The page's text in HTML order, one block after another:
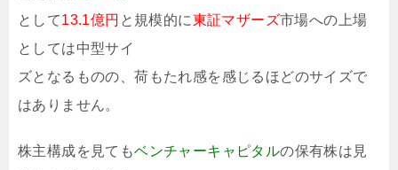
として13.1億円 と規模的に東証マザーズ市場への上場
としては中型サイ
ズとなるものの、荷もたれ感を感じるほどのサイズで
はありません。
株主構成を見てもベンチャーキャピタルの保有株は見